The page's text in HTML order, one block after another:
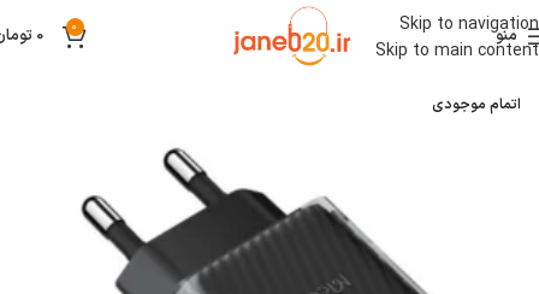
Skip to navigation
Skip to main content
منو 0
0
اتمام موجودی